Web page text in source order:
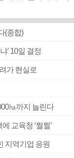
(종합)
’ 10일 결정
가 현실로
㏊까지 늘린다
교육청 ‘쩔쩔’
지역기업 응원